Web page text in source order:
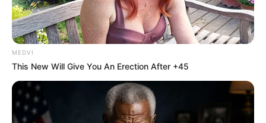
MEDVI
This New Will Give You An Erection After +45